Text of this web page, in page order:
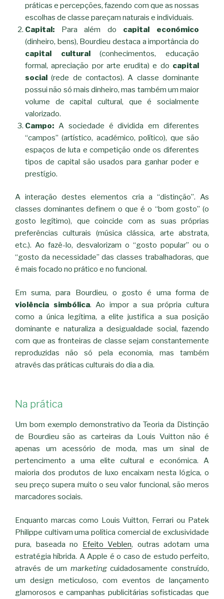
práticas e percepções, fazendo com que as nossas
escolhas de classe pareçam naturais e individuais.
Capital: Para além do capital económico
(dinheiro, bens), Bourdieu destaca a importância do
capital cultural(conhecimentos, educação
formal, apreciação por arte erudita) e do capital
social (rede de contactos). A classe dominante
possui não só mais dinheiro, mas também um maior
volume de capital cultural, que é socialmente
valorizado.
Campo: A sociedade é dividida em diferentes
“campos” (artístico, académico, político), que são
espaços de luta e competição onde os diferentes
tipos de capital são usados para ganhar poder e
prestígio.
​A interação destes elementos cria a “distinção”. As
classes dominantes definem o que é o “bom gosto” (o
gosto legítimo), que coincide com as suas próprias
preferências culturais (música clássica, arte abstrata,
etc.). Ao fazê-lo, desvalorizam o “gosto popular” ou o
“gosto da necessidade” das classes trabalhadoras, que
é mais focado no prático e no funcional.
​Em suma, para Bourdieu, o gosto é uma forma de
violência simbólica. Ao impor a sua própria cultura
como a única legítima, a elite justifica a sua posição
dominante e naturaliza a desigualdade social, fazendo
com que as fronteiras de classe sejam constantemente
reproduzidas não só pela economia, mas também
através das práticas culturais do dia a dia.
Na prática
Um bom exemplo demonstrativo da Teoria da Distinção
de Bourdieu são as carteiras da Louis Vuitton não é
apenas um acessório de moda, mas um sinal de
pertencimento a uma elite cultural e económica. A
maioria dos produtos de luxo encaixam nesta lógica, o
seu preço supera muito o seu valor funcional, são meros
marcadores sociais.
Enquanto marcas como Louis Vuitton, Ferrari ou Patek
Philippe cultivam uma política comercial de exclusividade
pura, baseada no Efeito Veblen, outras adotam uma
estratégia híbrida. A Apple é o caso de estudo perfeito,
através de um marketingcuidadosamente construído,
um design meticuloso, com eventos de lançamento
glamorosos e campanhas publicitárias sofisticadas que